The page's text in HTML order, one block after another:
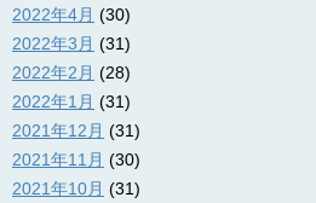
2022年4月 (30)
2022年3月 (31)
2022年2月 (28)
2022年1月 (31)
2021年12月 (31)
2021年11月 (30)
2021年10月 (31)